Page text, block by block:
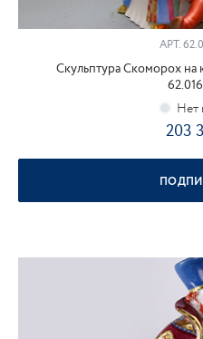
АРТ.
Скульптура Скоморох на
203